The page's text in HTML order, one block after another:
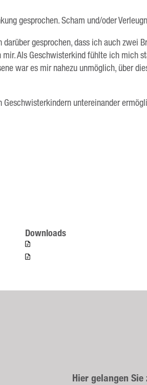
gesprochen. Scham und/oder
gesprochen, dass ich auch zwei
Als Geschwisterkind fühlte ich mich
war es mir nahezu unmöglich, über
untereinander
Downloads
Hier gelangen